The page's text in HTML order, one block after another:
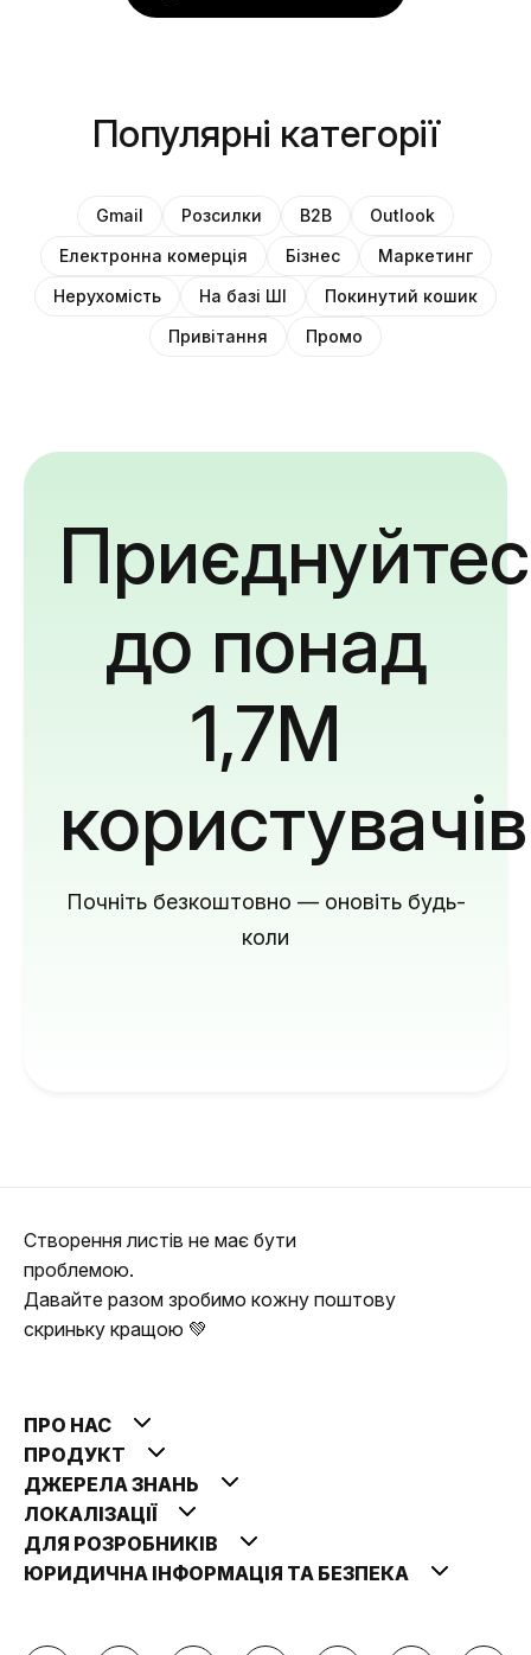
Популярні категорії
Gmail Розсилки B2B
Outlook
Електронна комерція
Бізнес
Маркетинг
Нерухомість
На базі ШІ
Покинутий кошик
Привітання
Промо
до понад
1,7M
користувачів
Почніть безкоштовно — оновіть будь-
коли
Створення листів не має бути
проблемою.
Давайте разом зробимо кожну поштову
скриньку кращою 💚
ПРО НАС
ПРОДУКТ
ДЖЕРЕЛА ЗНАНЬ
ЛОКАЛІЗАЦІЇ
ДЛЯ РОЗРОБНИКІВ
ЮРИДИЧНА ІНФОРМАЦІЯ ТА БЕЗПЕКА